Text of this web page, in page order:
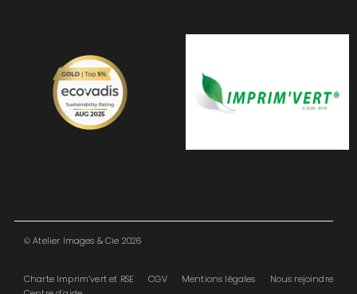
© Atelier Images & Cie 2026
Charte Imprim’vert et RSE CGV Mentions légales
Nous rejoindre